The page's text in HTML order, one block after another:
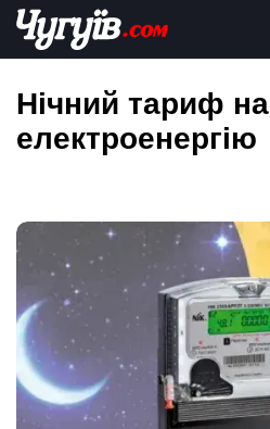
Skip
content
Chuguiv
Нічний тариф на
електроенергію